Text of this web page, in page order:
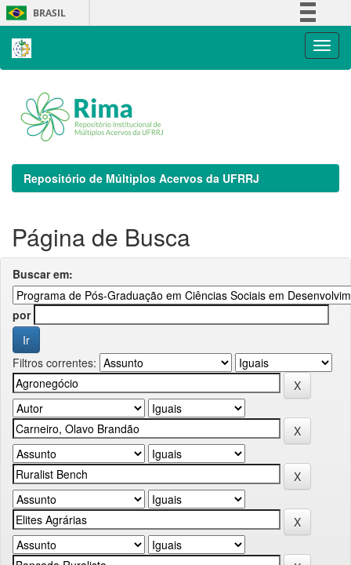
Skip
navigation
BRASIL
Repositório de Múltiplos Acervos da UFRRJ
Página de Busca
Buscar em:
por
Filtros correntes: